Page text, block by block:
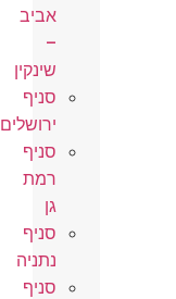
אביב
–
שינקין
סניף
ירושלים
סניף
רמת
גן
סניף
נתניה
סניף